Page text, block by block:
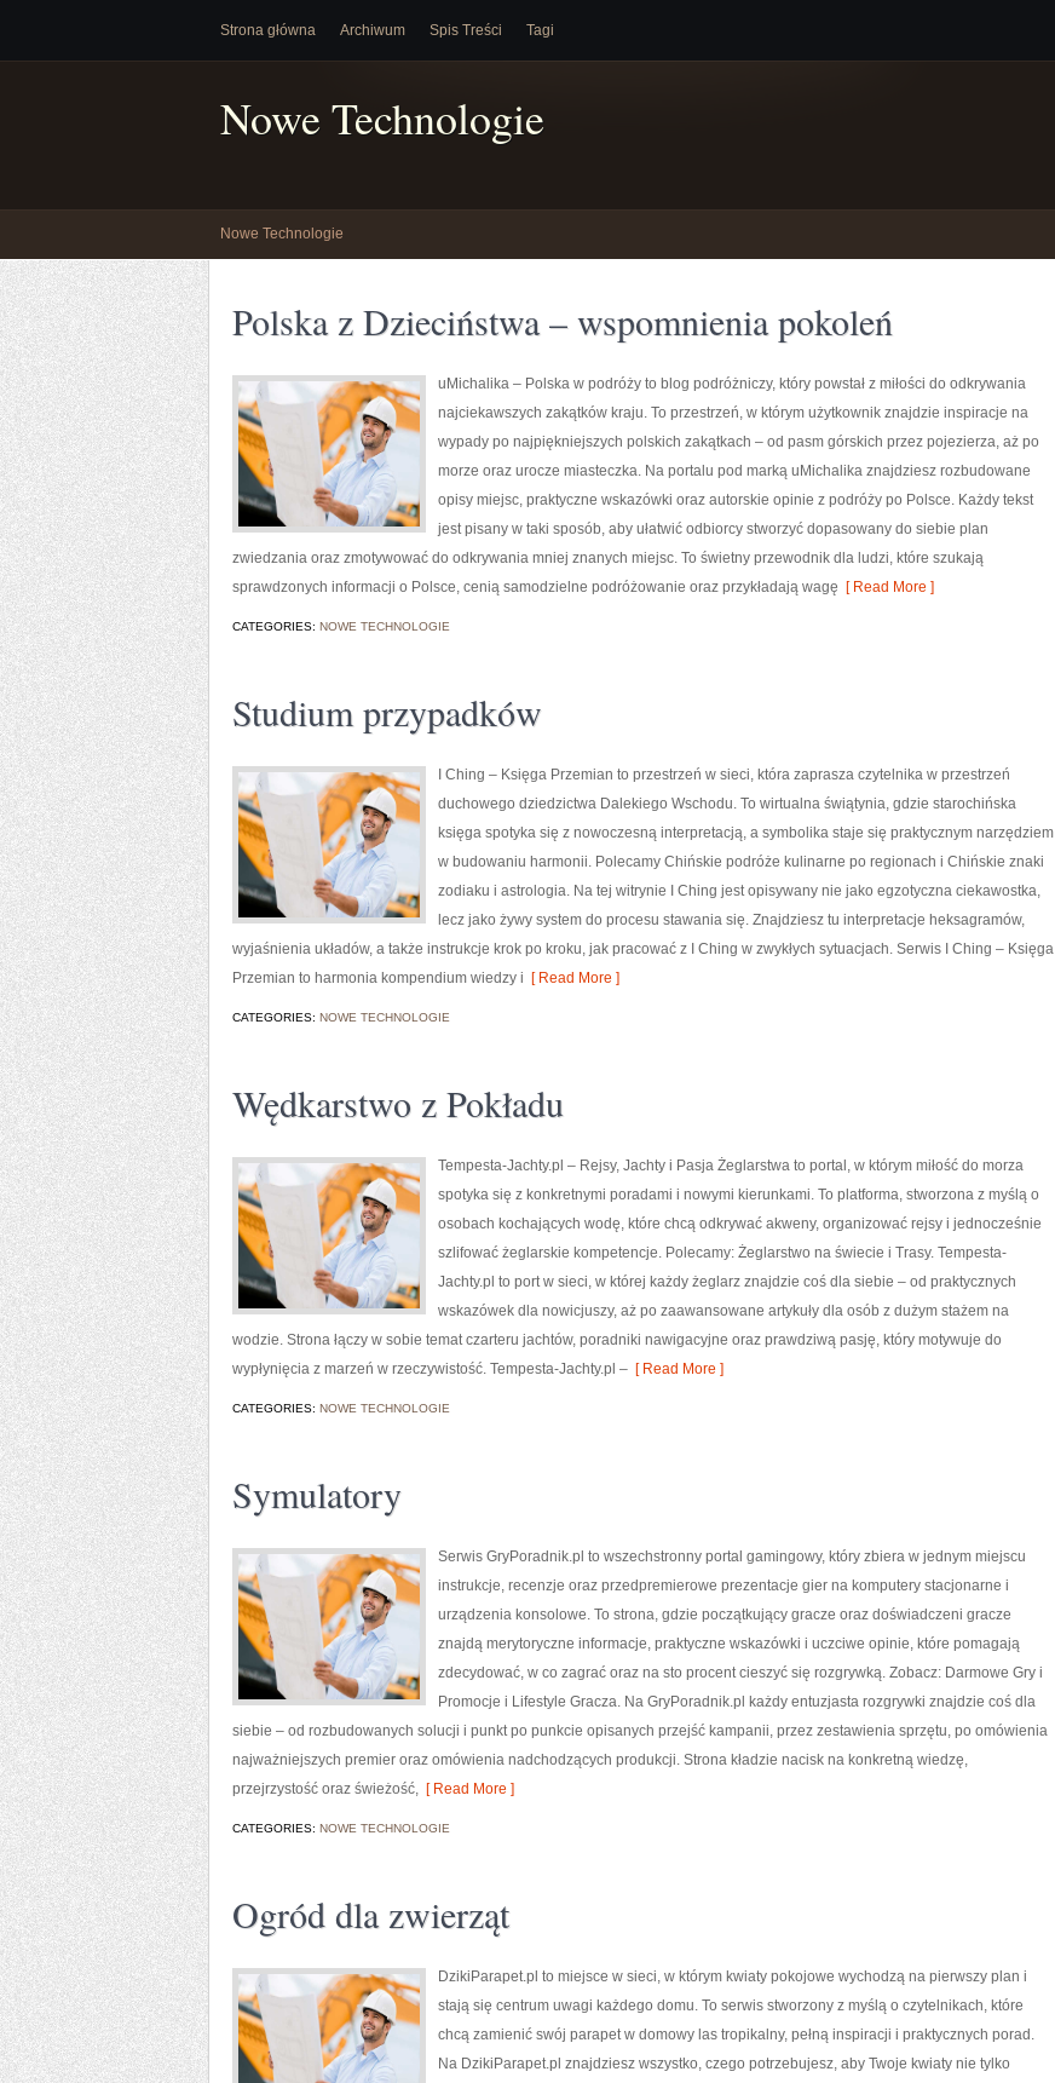
Strona główna Archiwum Spis Treści Tagi
Nowe Technologie
Nowe Technologie
Polska z Dzieciństwa – wspomnienia pokoleń
uMichalika – Polska w podróży to blog podróżniczy, który powstał z miłości do odkrywania
najciekawszych zakątków kraju. To przestrzeń, w którym użytkownik znajdzie inspiracje na
wypady po najpiękniejszych polskich zakątkach – od pasm górskich przez pojezierza, aż po
morze oraz urocze miasteczka. Na portalu pod marką uMichalika znajdziesz rozbudowane
opisy miejsc, praktyczne wskazówki oraz autorskie opinie z podróży po Polsce. Każdy tekst
jest pisany w taki sposób, aby ułatwić odbiorcy stworzyć dopasowany do siebie plan
zwiedzania oraz zmotywować do odkrywania mniej znanych miejsc. To świetny przewodnik dla ludzi, które szukają
sprawdzonych informacji o Polsce, cenią samodzielne podróżowanie oraz przykładają wagę [ Read More ]
CATEGORIES: NOWE TECHNOLOGIE
Studium przypadków
I Ching – Księga Przemian to przestrzeń w sieci, która zaprasza czytelnika w przestrzeń
duchowego dziedzictwa Dalekiego Wschodu. To wirtualna świątynia, gdzie starochińska
księga spotyka się z nowoczesną interpretacją, a symbolika staje się praktycznym narzędziem
w budowaniu harmonii. Polecamy Chińskie podróże kulinarne po regionach i Chińskie znaki
zodiaku i astrologia. Na tej witrynie I Ching jest opisywany nie jako egzotyczna ciekawostka,
lecz jako żywy system do procesu stawania się. Znajdziesz tu interpretacje heksagramów,
wyjaśnienia układów, a także instrukcje krok po kroku, jak pracować z I Ching w zwykłych sytuacjach. Serwis I Ching – Księga
Przemian to harmonia kompendium wiedzy i [ Read More ]
CATEGORIES: NOWE TECHNOLOGIE
Wędkarstwo z Pokładu
Tempesta-Jachty.pl – Rejsy, Jachty i Pasja Żeglarstwa to portal, w którym miłość do morza
spotyka się z konkretnymi poradami i nowymi kierunkami. To platforma, stworzona z myślą o
osobach kochających wodę, które chcą odkrywać akweny, organizować rejsy i jednocześnie
szlifować żeglarskie kompetencje. Polecamy: Żeglarstwo na świecie i Trasy. Tempesta-
Jachty.pl to port w sieci, w której każdy żeglarz znajdzie coś dla siebie – od praktycznych
wskazówek dla nowicjuszy, aż po zaawansowane artykuły dla osób z dużym stażem na
wodzie. Strona łączy w sobie temat czarteru jachtów, poradniki nawigacyjne oraz prawdziwą pasję, który motywuje do
wypłynięcia z marzeń w rzeczywistość. Tempesta-Jachty.pl – [ Read More ]
CATEGORIES: NOWE TECHNOLOGIE
Symulatory
Serwis GryPoradnik.pl to wszechstronny portal gamingowy, który zbiera w jednym miejscu
instrukcje, recenzje oraz przedpremierowe prezentacje gier na komputery stacjonarne i
urządzenia konsolowe. To strona, gdzie początkujący gracze oraz doświadczeni gracze
znajdą merytoryczne informacje, praktyczne wskazówki i uczciwe opinie, które pomagają
zdecydować, w co zagrać oraz na sto procent cieszyć się rozgrywką. Zobacz: Darmowe Gry i
Promocje i Lifestyle Gracza. Na GryPoradnik.pl każdy entuzjasta rozgrywki znajdzie coś dla
siebie – od rozbudowanych solucji i punkt po punkcie opisanych przejść kampanii, przez zestawienia sprzętu, po omówienia
najważniejszych premier oraz omówienia nadchodzących produkcji. Strona kładzie nacisk na konkretną wiedzę,
przejrzystość oraz świeżość, [ Read More ]
CATEGORIES: NOWE TECHNOLOGIE
Ogród dla zwierząt
DzikiParapet.pl to miejsce w sieci, w którym kwiaty pokojowe wychodzą na pierwszy plan i
stają się centrum uwagi każdego domu. To serwis stworzony z myślą o czytelnikach, które
chcą zamienić swój parapet w domowy las tropikalny, pełną inspiracji i praktycznych porad.
Na DzikiParapet.pl znajdziesz wszystko, czego potrzebujesz, aby Twoje kwiaty nie tylko